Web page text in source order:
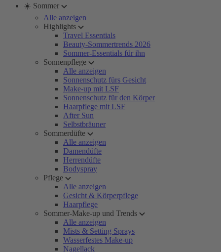
☀️ Sommer
Alle anzeigen
Highlights
Travel Essentials
Beauty-Sommertrends 2026
Sommer-Essentials für ihn
Sonnenpflege
Alle anzeigen
Sonnenschutz fürs Gesicht
Make-up mit LSF
Sonnenschutz für den Körper
Haarpflege mit LSF
After Sun
Selbstbräuner
Sommerdüfte
Alle anzeigen
Damendüfte
Herrendüfte
Bodyspray
Pflege
Alle anzeigen
Gesicht & Körperpflege
Haarpflege
Sommer-Make-up und Trends
Alle anzeigen
Mists & Setting Sprays
Wasserfestes Make-up
Nagellack